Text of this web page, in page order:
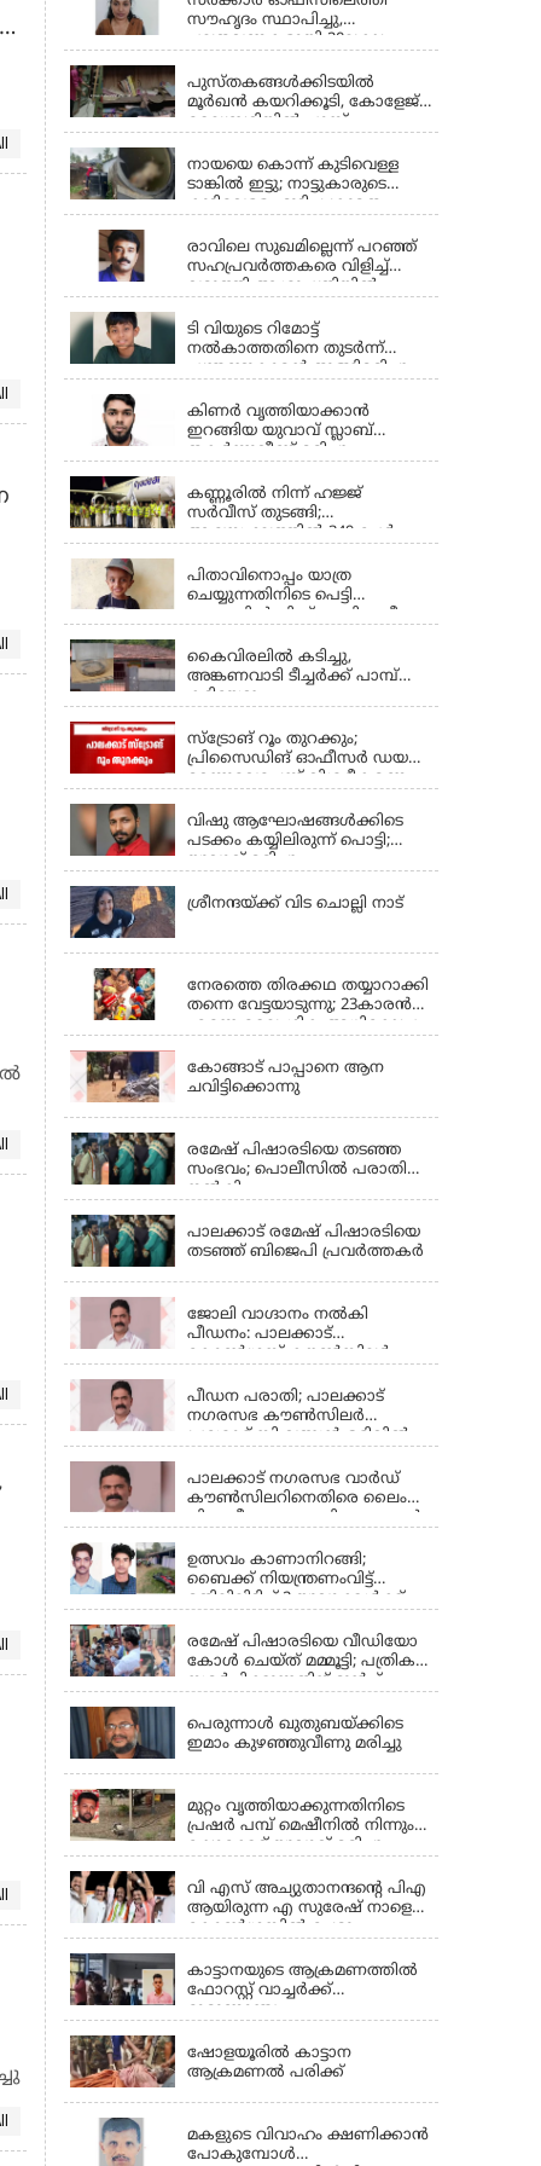
സൗഹൃദം സ്ഥാപിച്ചു,
പലതവണകളായി 20ലക്ഷം
കൈക്കലാക്കി; പാലക്കാട്
സ്വദേശിനി അറസ്റ്റിൽ
പുസ്തകങ്ങൾക്കിടയിൽ
മൂർഖൻ കയറിക്കൂടി, കോളേജ്
ലൈബ്രറിയിൽ പാമ്പ്
നായയെ കൊന്ന് കുടിവെള്ള
ടാങ്കിൽ ഇട്ടു; നാട്ടുകാരുടെ
കുടിവെള്ളം മുട്ടിച്ച ക്രൂരത
രാവിലെ സുഖമില്ലെന്ന് പറഞ്ഞ്
സഹപ്രവർത്തകരെ വിളിച്ച്
വരുത്തി ആശുപത്രിയിൽ
ലോഡ്ജിലെത്തിയ എക്സൈസ്
ഉദ്യോഗസ്ഥൻ കുഴഞ്ഞുവീണ്
മരിച്ചു
ടി വിയുടെ റിമോട്ട്
നല്‍കാത്തതിനെ തുടര്‍ന്ന്
പന്ത്രണ്ടുകാരന്‍ തൂങ്ങിമരിച്ചു
കിണർ വൃത്തിയാക്കാൻ
ഇറങ്ങിയ യുവാവ് സ്ലാബ്
തകർന്നുവീണ് മരിച്ചു
കണ്ണൂരില്‍ നിന്ന് ഹജ്ജ്
സര്‍വീസ് തുടങ്ങി;
ആദ്യസംഘത്തില്‍ 349 പേര്‍
പിതാവിനൊപ്പം യാത്ര
ചെയ്യുന്നതിനിടെ പെട്ടി
ഓട്ടോയിൽ നിന്ന് തെറിച്ചുവീണ
കൈവിരലിൽ കടിച്ചു,
അങ്കണവാടി ടീച്ചർക്ക് പാമ്പ്
കടിയേറ്റു
സ്‌ട്രോങ് റൂം തുറക്കും;
പ്രിസൈഡിങ് ഓഫീസര്‍ ഡയറി
മറന്നുവെച്ചെന്ന് വിശദീകരണം
വിഷു ആഘോഷങ്ങൾക്കിടെ
പടക്കം കയ്യിലിരുന്ന് പൊട്ടി;
യുവാവ് മരിച്ചു
ശ്രീനന്ദയ്ക്ക് വിട ചൊല്ലി നാട്
നേരത്തെ തിരക്കഥ തയ്യാറാക്കി
തന്നെ വേട്ടയാടുന്നു; 23കാരൻ
എന്നെ ലൈംഗിക അധിക്ഷേപ
പരാതി നല്‍കുമെന്നും ശോഭ
സുരേന്ദ്രൻ
കോങ്ങാട് പാപ്പാനെ ആന
ചവിട്ടിക്കൊന്നു
രമേഷ് പിഷാരടിയെ തടഞ്ഞ
സംഭവം; പൊലീസിൽ പരാതി
നൽകി
പാലക്കാട് രമേഷ് പിഷാരടിയെ
തടഞ്ഞ് ബിജെപി പ്രവർത്തകർ
ജോലി വാഗ്ദാനം നൽകി
പീഡനം: പാലക്കാട്
കോൺഗ്രസ് കൗൺസിലർ
ഊർജ്ജിതം
പീഡന പരാതി; പാലക്കാട്
നഗരസഭ കൗൺസിലർ
പ്രശോഭ് സി വത്സൻ ഒളിവിൽ
പാലക്കാട് നഗരസഭ വാർഡ്
കൗൺസിലറിനെതിരെ ലൈം​
ഗിക പീഡന പരാതി; ദൃശ്യങ്ങൾ
യുവതി
ഉത്സവം കാണാനിറങ്ങി;
ബൈക്ക് നിയന്ത്രണംവിട്ട്
മതിലിലിടിച്ച് 2 യുവാക്കൾക്ക്
രമേഷ് പിഷാരടിയെ വീഡിയോ
കോൾ ചെയ്ത് മമ്മൂട്ടി; പത്രിക
സമർപ്പിക്കുന്നതിന് മുൻപ്
പെരുന്നാൾ ഖുതുബയ്ക്കിടെ
ഇമാം കുഴഞ്ഞുവീണു മരിച്ചു
മുറ്റം വൃത്തിയാക്കുന്നതിനിടെ
പ്രഷർ പമ്പ് മെഷീനിൽ നിന്നും
ഷോക്കേറ്റ് യുവാവ് മരിച്ചു
വി എസ് അച്യുതാനന്ദന്റെ പിഎ
ആയിരുന്ന എ സുരേഷ് നാളെ
കോൺഗ്രസിൽ ചേരും
കാട്ടാനയുടെ ആക്രമണത്തില്‍
ഫോറസ്റ്റ് വാച്ചര്‍ക്ക്
ദാരുണാന്ത്യം
ഷോളയൂരില്‍ കാട്ടാന
ആക്രമണൽ പരിക്ക്
മകളുടെ വിവാഹം ക്ഷണിക്കാൻ
പോകുമ്പോൾ